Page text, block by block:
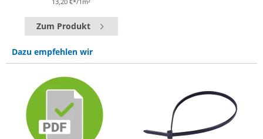
Zum Produkt
Dazu empfehlen wir